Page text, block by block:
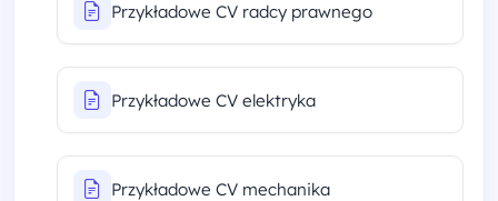
Przykładowe CV radcy prawnego
Przykładowe CV elektryka
Przykładowe CV mechanika